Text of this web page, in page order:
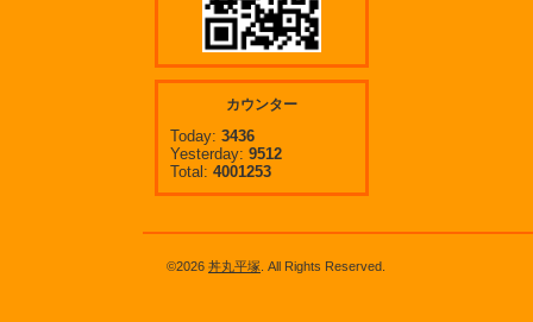
カウンター
Today: 3436
Yesterday: 9512
Total: 4001253
©2026 丼丸平塚 . All Rights Reserved.